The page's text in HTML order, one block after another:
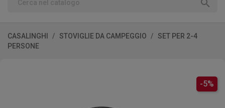

CASALINGHI STOVIGLIE DA CAMPEGGIO
SET PER 2-4
PERSONE
-5%